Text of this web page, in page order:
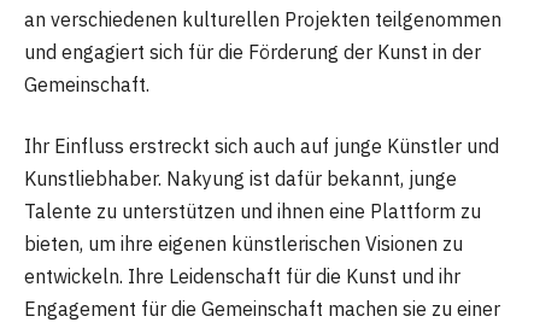
an verschiedenen kulturellen Projekten teilgenommen
und engagiert sich für die Förderung der Kunst in der
Gemeinschaft.
Ihr Einfluss erstreckt sich auch auf junge Künstler und
Kunstliebhaber. Nakyung ist dafür bekannt, junge
Talente zu unterstützen und ihnen eine Plattform zu
bieten, um ihre eigenen künstlerischen Visionen zu
entwickeln. Ihre Leidenschaft für die Kunst und ihr
Engagement für die Gemeinschaft machen sie zu einer